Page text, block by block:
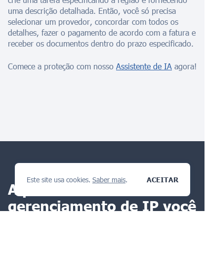
Este site usa cookies. Saber mais. ACEITAR
uma descrição detalhada. Então, você só precisa
selecionar um provedor, concordar com todos os
detalhes, fazer o pagamento de acordo com a fatura e
receber os documentos dentro do prazo especificado.
Comece a proteção com nosso Assistente de IA agora!
A plataforma de
gerenciamento de IP você